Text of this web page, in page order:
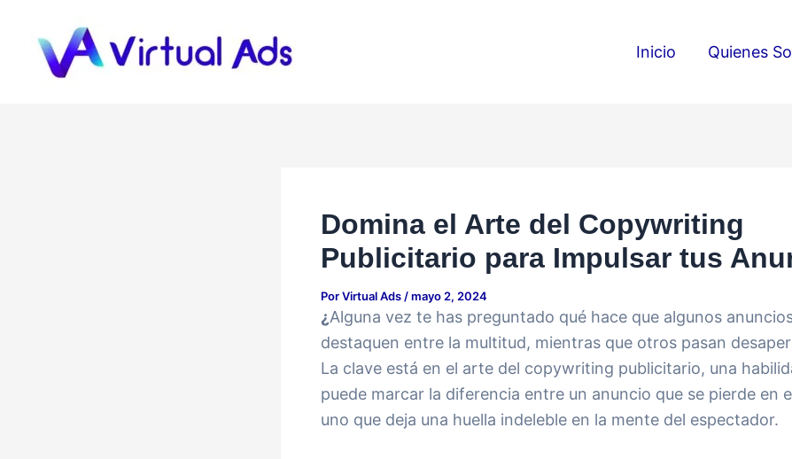
contenido
Inicio Quienes
Domina el Arte del Copywriting
Publicitario para Impulsar tus
PorVirtual Ads /mayo 2, 2024
¿Alguna vez te has preguntado qué hace que algunos
destaquen entre la multitud, mientras que otros pasan
La clave está en el arte del copywriting publicitario, una
puede marcar la diferencia entre un anuncio que se pierde en
uno que deja una huella indeleble en la mente del espectador.